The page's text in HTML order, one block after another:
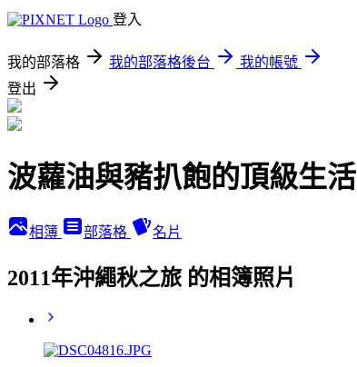
登入
我的部落格 我的部落格後台
我的帳號
登出
波蘿油與豬扒飽的頂級生活
相簿 部落格 名片
2011年沖繩秋之旅 的相簿照片